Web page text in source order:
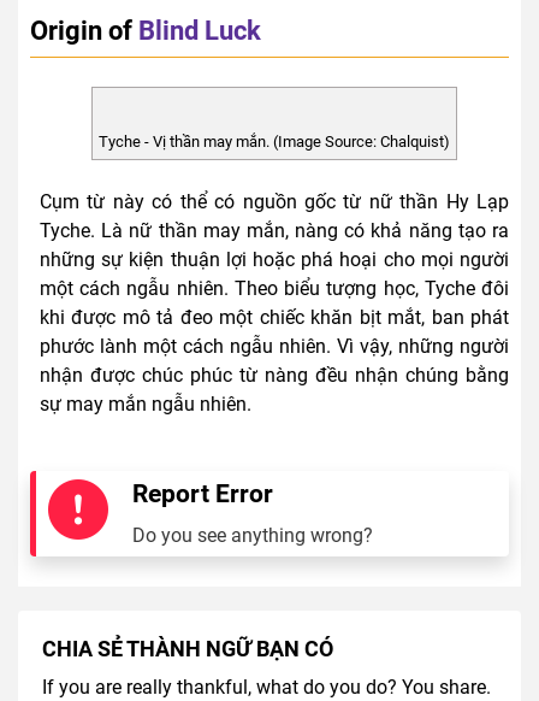
Origin of Blind Luck
Tyche - Vị thần may mắn. (Image Source: Chalquist)
Cụm từ này có thể có nguồn gốc từ nữ thần Hy Lạp
Tyche. Là nữ thần may mắn, nàng có khả năng tạo ra
những sự kiện thuận lợi hoặc phá hoại cho mọi người
một cách ngẫu nhiên. Theo biểu tượng học, Tyche đôi
khi được mô tả đeo một chiếc khăn bịt mắt, ban phát
phước lành một cách ngẫu nhiên. Vì vậy, những người
nhận được chúc phúc từ nàng đều nhận chúng bằng
sự may mắn ngẫu nhiên.
Report Error
Do you see anything wrong?
CHIA SẺ THÀNH NGỮ BẠN CÓ
If you are really thankful, what do you do? You share.